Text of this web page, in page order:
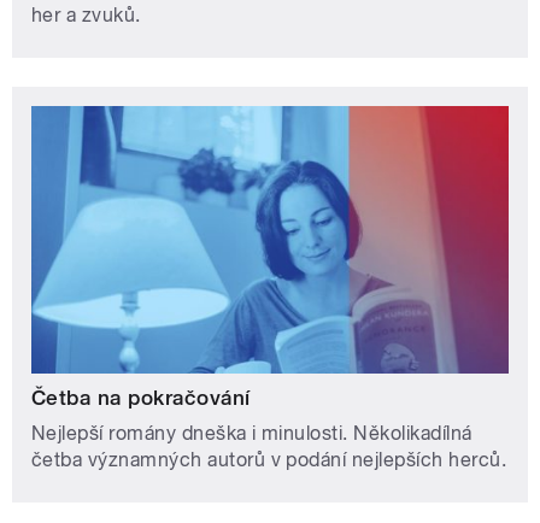
her a zvuků.
Četba na pokračování
Nejlepší romány dneška i minulosti. Několikadílná
četba významných autorů v podání nejlepších herců.